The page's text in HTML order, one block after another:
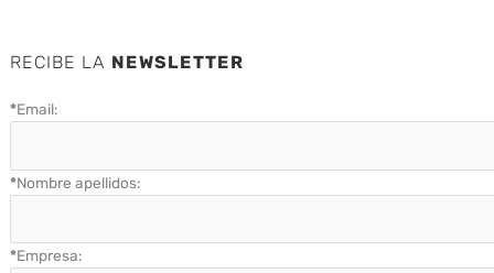
RECIBE LA NEWSLETTER
*Email:
*Nombre apellidos:
*Empresa: